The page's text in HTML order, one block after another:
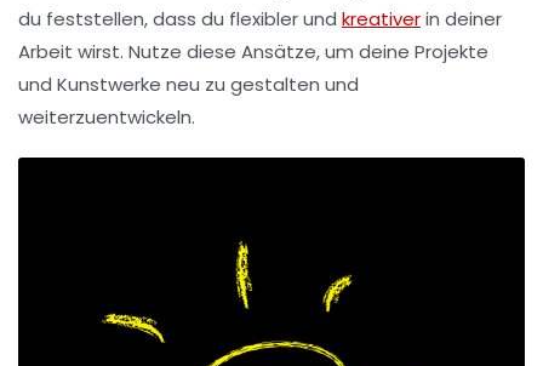
du feststellen, dass du flexibler und kreativerin deiner
Arbeit wirst. Nutze diese Ansätze, um deine Projekte
und Kunstwerke neu zu gestalten und
weiterzuentwickeln.